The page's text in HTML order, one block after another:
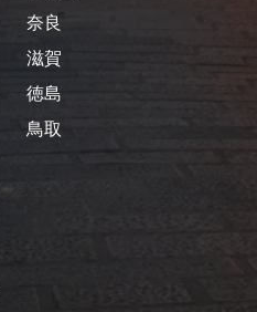
奈良
滋賀
徳島
鳥取